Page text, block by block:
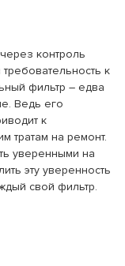
контроль
к
фильтр – едва
Ведь его
к
тратам на ремонт.
уверенными на
эту уверенность
свой фильтр.